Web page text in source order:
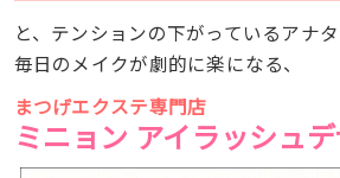
と、テンションの下がっているアナ
毎日のメイクが劇的に楽になる、
まつげエクステ専門店
ミニョン アイラッシュ